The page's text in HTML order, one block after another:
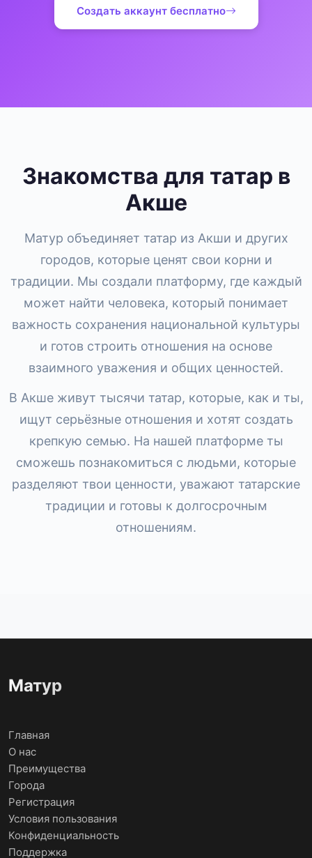
Создать аккаунт бесплатно
Знакомства для татар в
Акше
Матур объединяет татар из Акши и других
городов, которые ценят свои корни и
традиции. Мы создали платформу, где каждый
может найти человека, который понимает
важность сохранения национальной культуры
и готов строить отношения на основе
взаимного уважения и общих ценностей.
В Акше живут тысячи татар, которые, как и ты,
ищут серьёзные отношения и хотят создать
крепкую семью. На нашей платформе ты
сможешь познакомиться с людьми, которые
разделяют твои ценности, уважают татарские
традиции и готовы к долгосрочным
отношениям.
Матур
Главная
О нас
Преимущества
Города
Регистрация
Условия пользования
Конфиденциальность
Поддержка